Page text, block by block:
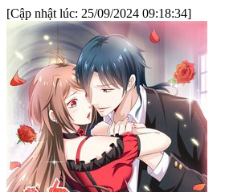
[Cập nhật lúc: 25/09/2024 09:18:34]